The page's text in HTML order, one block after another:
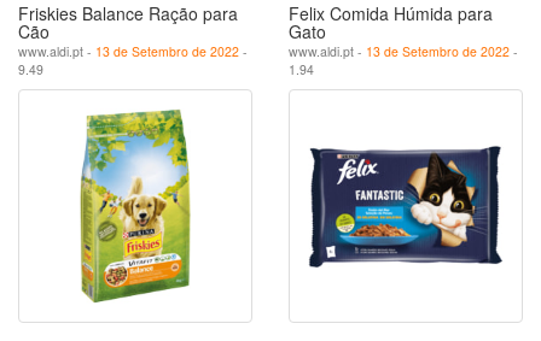
Friskies Balance Ração para
Cão
www.aldi.pt - 13 de Setembro de 2022 -
9.49
Felix Comida Húmida para
Gato
www.aldi.pt - 13 de Setembro de 2022 -
1.94